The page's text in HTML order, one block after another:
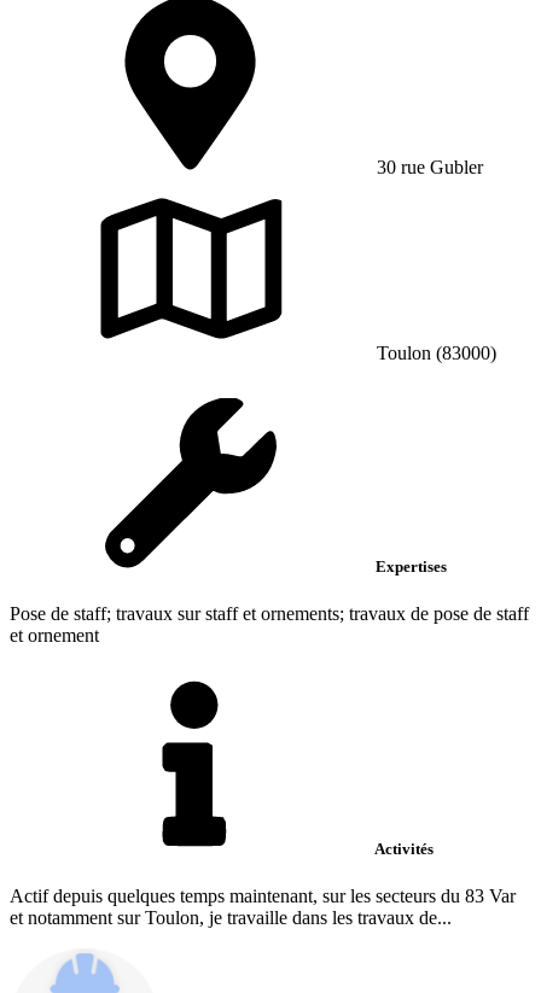
30 rue Gubler
Toulon (83000)
Expertises
Pose de staff; travaux sur staff et ornements; travaux de pose de staff
et ornement
Activités
Actif depuis quelques temps maintenant, sur les secteurs du 83 Var
et notamment sur Toulon, je travaille dans les travaux de...